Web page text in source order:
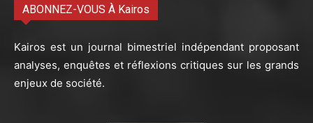
ABONNEZ-VOUS À Kairos
Kairos est un journal bimestriel indépendant proposant
analyses, enquêtes et réflexions critiques sur les grands
enjeux de société.